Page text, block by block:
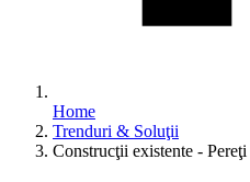
Home
Trenduri & Soluţii
Construcţii existente -